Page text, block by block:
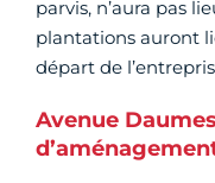
parvis, n’aura pas
plantations auront
départ de
Avenue